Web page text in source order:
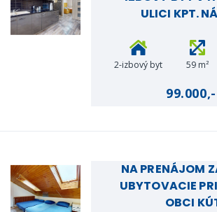
ULICI KPT.
2-izbový byt 59 m²
NA PRENÁJOM
UBYTOVACIE
OBCI